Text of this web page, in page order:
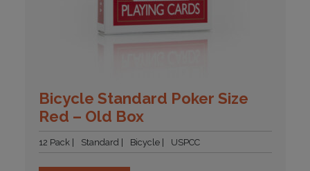
Bicycle Standard Poker Size
Red – Old Box
12 Pack Standard Bicycle USPCC